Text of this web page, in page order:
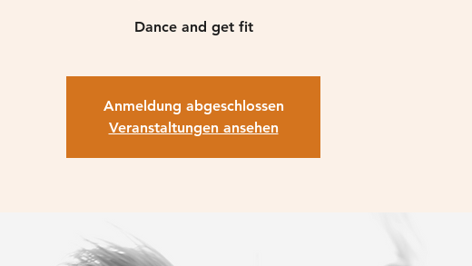
Dance and get fit
Anmeldung abgeschlossen
Veranstaltungen ansehen